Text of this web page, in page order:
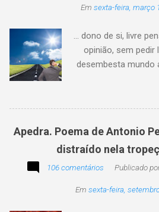
Em sexta-feira, março
... dono de si, livre
opinião, sem pedir
desembesta mundo
sem pitaco,
Apon. No blog
uma
poesia, pensamento,
imagem postada a
participação na
Apedra. Poema de Antonio
distraído nela
106 comentários Publicado
Em sexta-feira,